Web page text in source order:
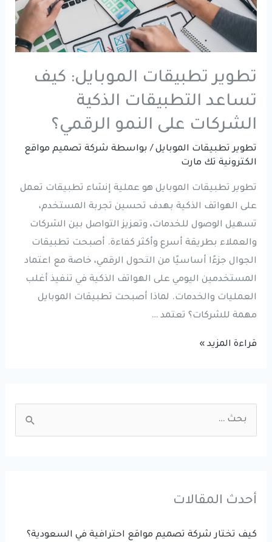
تطوير تطبيقات الموبايل: كيف
تساعد التطبيقات الذكية
الشركات على النمو الرقمي؟
تطوير تطبيقات الموبايل / بواسطة شركة تصميم مواقع
الكترونية تك مارت
تطوير تطبيقات الموبايل هو عملية إنشاء تطبيقات تعمل
على الهواتف الذكية بهدف تحسين تجربة المستخدم،
تسهيل الوصول للخدمات، وتعزيز التواصل بين الشركات
والعملاء بطريقة أسرع وأكثر كفاءة. أصبحت تطبيقات
الجوال جزءًا أساسيًا من التحول الرقمي، خاصة مع اعتماد
المستخدمين اليومي على الهواتف الذكية في تنفيذ أغلب
العمليات والخدمات. لماذا أصبحت تطبيقات الموبايل
مهمة للشركات؟ تعتمد …
تطوير
تساعد
التطبيقات
على
قراءة المزيد »
c
f
أحدث المقالات
كيف تختار شركة تصميم مواقع احترافية في السعودية؟